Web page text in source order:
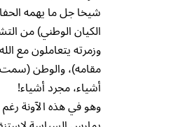
شيخا جل ما يهمه
الكيان الوطني) من
وزمرته يتعاملون مع
مقامه)، والوطن (سمت
أشياء، مجرد أشياء!
وهو في هذه الآونة رغم